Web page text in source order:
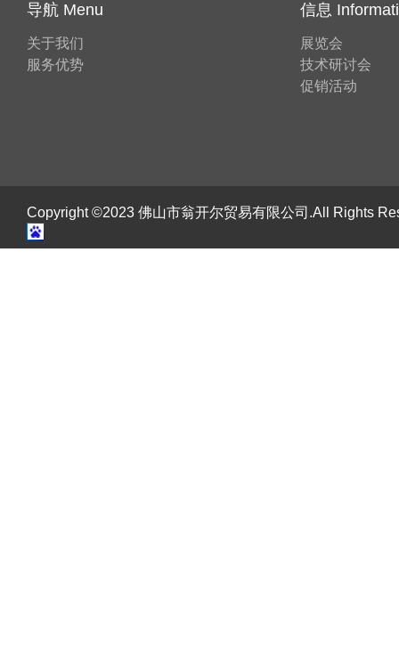
导航 Menu
关于我们
服务优势
信息
展览会
技术研讨会
促销活动
Copyright ©2023 佛山市翁开尔贸易有限公司.All Rights